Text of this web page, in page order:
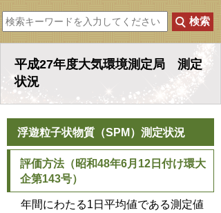
平成27年度大気環境測定局 測定
状況
浮遊粒子状物質（SPM）測定状況
評価方法（昭和48年6月12日付け環大
企第143号）
年間にわたる1日平均値である測定値